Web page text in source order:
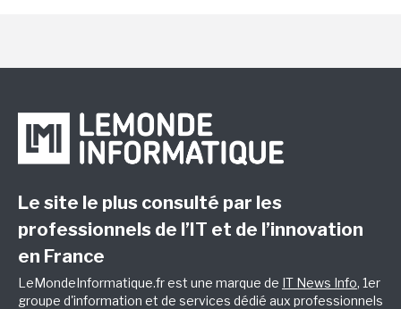
Le site le plus consulté par les
professionnels de l’IT et de l’innovation
en France
LeMondeInformatique.fr est une marque de IT News Info, 1er
groupe d'information et de services dédié aux professionnels